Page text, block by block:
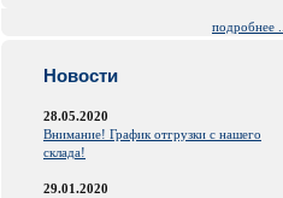
подробнее ...
Новости
28.05.2020
Внимание! График отгрузки с нашего
склада!
29.01.2020